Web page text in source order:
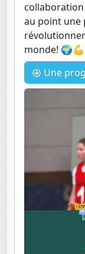
au point une
monde! 🌍💪
Une